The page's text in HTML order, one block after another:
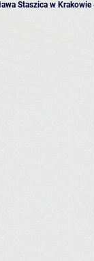
Staszica w Krakowie